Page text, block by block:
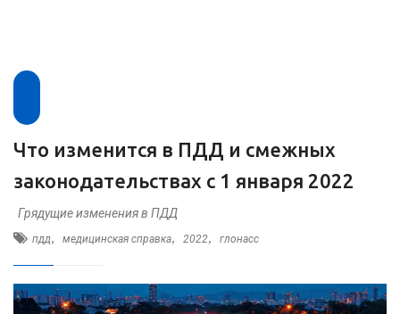
Что изменится в ПДД и смежных
законодательствах с 1 января 2022
Грядущие изменения в ПДД
пдд медицинская справка 2022 глонасс